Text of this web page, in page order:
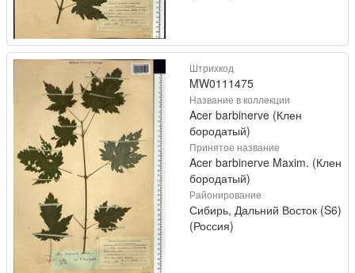
Штрихкод
MW0111475
Название в коллекции
Acer barbinerve (Клен
бородатый)
Принятое название
Acer barbinerve Maxim. (Клен
бородатый)
Районирование
Сибирь, Дальний Восток (S6)
(Россия)